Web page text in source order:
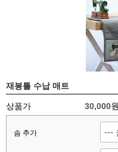
재봉틀 수납 매트
상품가 30,000원
솜 추가